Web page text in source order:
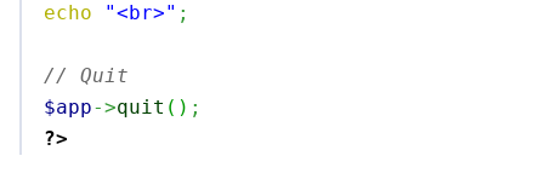
echo
"<br>" ;
// Quit
$app->quit ( ) ;
?>